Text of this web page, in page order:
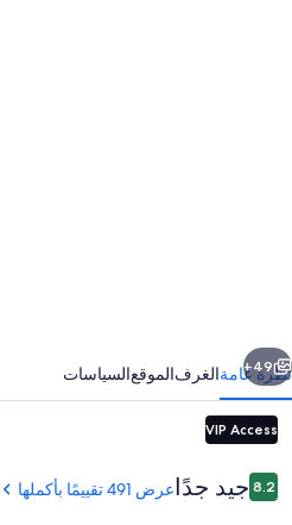
التالي
49+
نظرة عامةالغرفالموقعالسياسات
VIP Access
التقييمات
8.28.2 من 10جيد جدًاعرض 491 تقييمًا بأكملها